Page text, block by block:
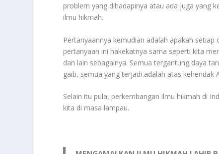
problem yang dihadapinya atau ada juga yang
ilmu hikmah.
Pertanyaannya kemudian adalah apakah
pertanyaan ini hakekatnya sama seperti kita
dan lain sebagainya. Semua tergantung daya
gaib, semua yang terjadi adalah atas kehendak
Selain itu pula, perkembangan ilmu hikmah di
kita di masa lampau.